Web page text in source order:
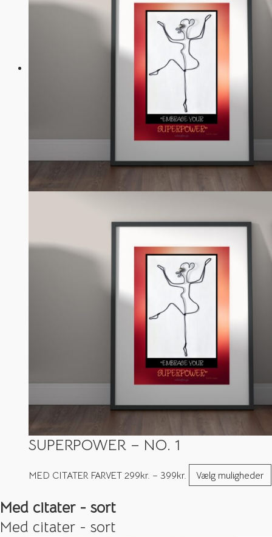
SUPERPOWER – NO. 1
MED CITATER FARVET 299kr. – 399kr. Vælg muligheder
Med citater - sort
Med citater - sort